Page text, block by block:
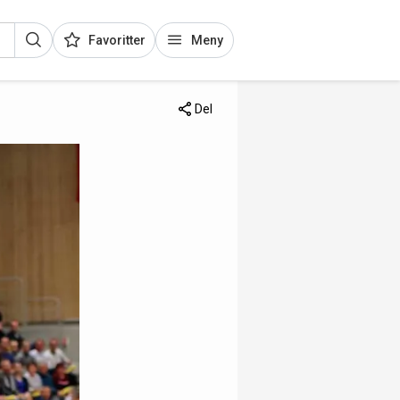
Favoritter Meny
Del